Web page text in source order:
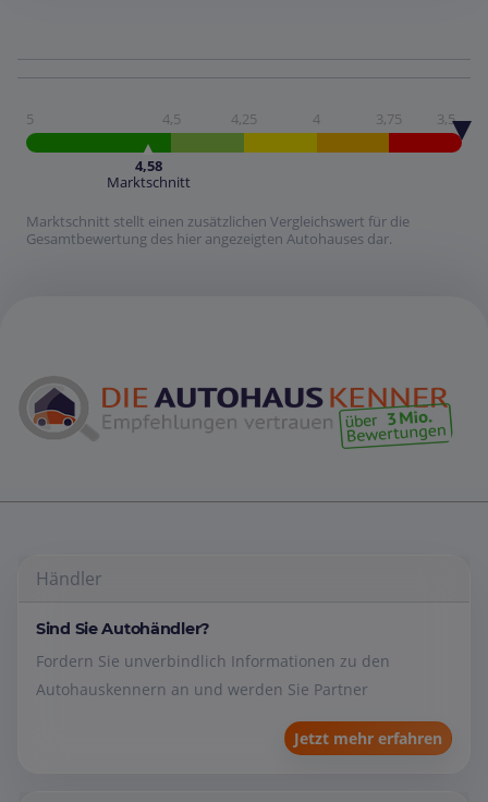
5 4,5 4,25 4 3,75 3,5
4,58
Marktschnitt
Marktschnitt stellt einen zusätzlichen Vergleichswert für die
Gesamtbewertung des hier angezeigten Autohauses dar.
Händler
Sind Sie Autohändler?
Fordern Sie unverbindlich Informationen zu den
Autohauskennern an und werden Sie Partner
Jetzt mehr erfahren